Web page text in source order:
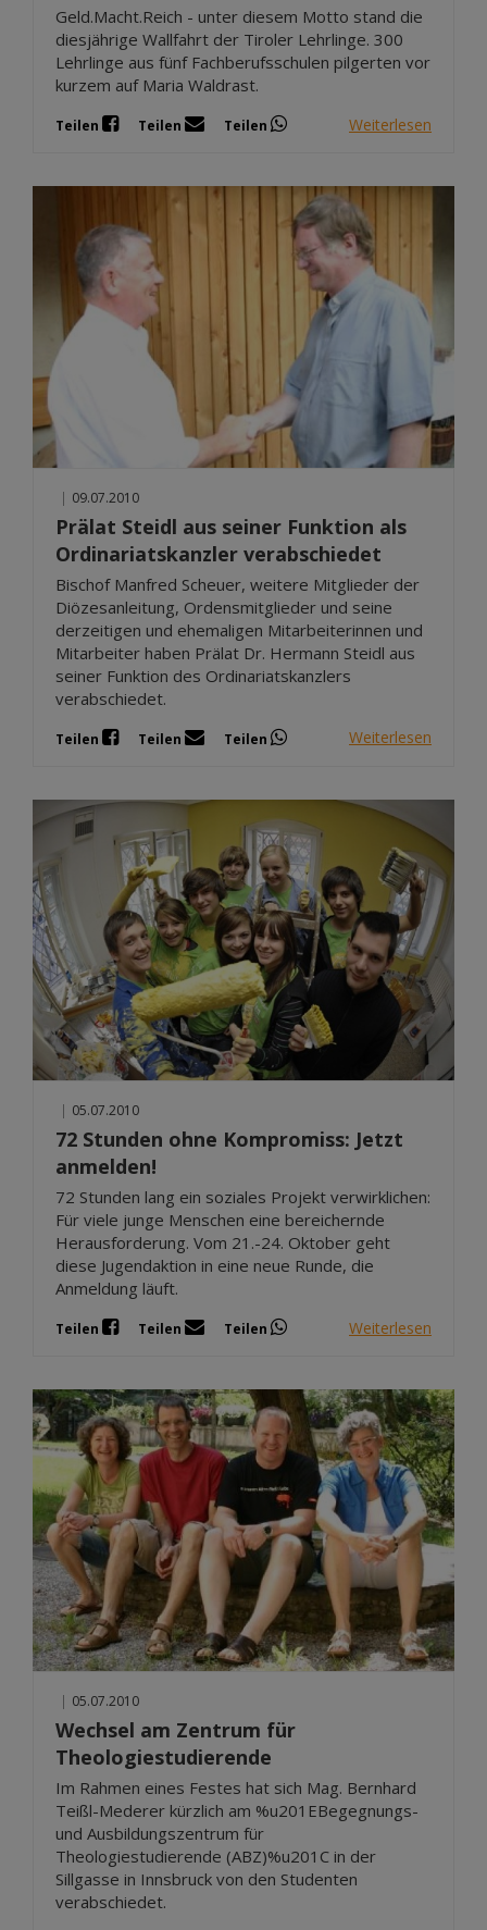
Geld.Macht.Reich - unter diesem Motto stand die
diesjährige Wallfahrt der Tiroler Lehrlinge. 300
Lehrlinge aus fünf Fachberufsschulen pilgerten vor
kurzem auf Maria Waldrast.
Teilen Teilen Teilen Weiterlesen
| 09.07.2010
Prälat Steidl aus seiner Funktion als
Ordinariatskanzler verabschiedet
Bischof Manfred Scheuer, weitere Mitglieder der
Diözesanleitung, Ordensmitglieder und seine
derzeitigen und ehemaligen Mitarbeiterinnen und
Mitarbeiter haben Prälat Dr. Hermann Steidl aus
seiner Funktion des Ordinariatskanzlers
verabschiedet.
Teilen Teilen Teilen Weiterlesen
| 05.07.2010
72 Stunden ohne Kompromiss: Jetzt
anmelden!
72 Stunden lang ein soziales Projekt verwirklichen:
Für viele junge Menschen eine bereichernde
Herausforderung. Vom 21.-24. Oktober geht
diese Jugendaktion in eine neue Runde, die
Anmeldung läuft.
Teilen Teilen Teilen Weiterlesen
| 05.07.2010
Wechsel am Zentrum für
Theologiestudierende
Im Rahmen eines Festes hat sich Mag. Bernhard
Teißl-Mederer kürzlich am %u201EBegegnungs-
und Ausbildungszentrum für
Theologiestudierende (ABZ)%u201C in der
Sillgasse in Innsbruck von den Studenten
verabschiedet.